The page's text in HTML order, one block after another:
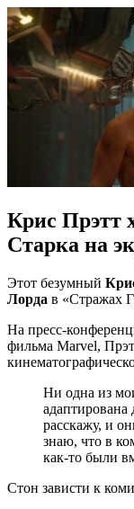
Крис Прэтт
Старка на
Этот безумный
Лорда в «Стражах
На пресс-
фильма Marvel,
Ни одна из
адаптирована
расскажу, и
знаю, что в
как-то были
Стон зависти к